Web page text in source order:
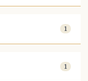
1
1